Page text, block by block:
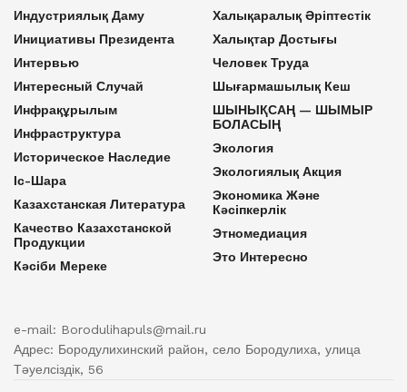
Индустриялық Даму
Инициативы Президента
Интервью
Интересный Случай
Инфрақұрылым
Инфраструктура
Историческое Наследие
Іс-Шара
Казахстанская Литература
Качество Казахстанской
Продукции
Кәсіби Мереке
Халықаралық Әріптестік
Халықтар Достығы
Человек Труда
Шығармашылық Кеш
ШЫНЫҚСАҢ — ШЫМЫР
БОЛАСЫҢ
Экология
Экологиялық Акция
Экономика Және
Кәсіпкерлік
Этномедиация
Это Интересно
e-mail: Borodulihapuls@mail.ru
Адрес: Бородулихинский район, село Бородулиха, улица
Тәуелсіздік, 56